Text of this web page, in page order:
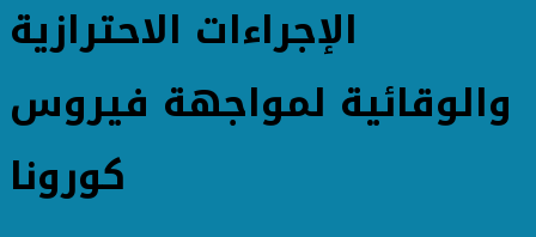
الإجراءات الاحترازية
والوقائية لمواجهة فيروس
كورونا